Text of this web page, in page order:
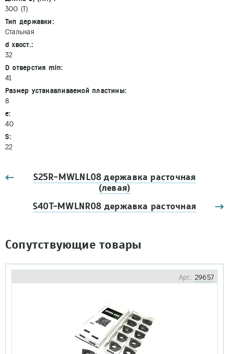
300 (T)
Тип державки:
Стальная
d хвост.:
32
D отверстия min:
41
Размер устанавливаемой пластины:
8
e:
40
S:
22
S25R-MWLNL08 державка расточная
(левая)
S40Т-MWLNR08 державка расточная
Сопутствующие товары
Арт.: 29657